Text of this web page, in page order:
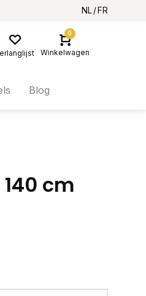
NL FR
0
Winkelwagen
Blog
cm